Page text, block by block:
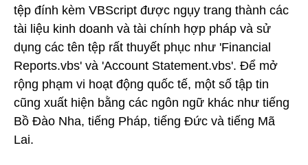
tệp đính kèm VBScript được ngụy trang thành các
tài liệu kinh doanh và tài chính hợp pháp và sử
dụng các tên tệp rất thuyết phục như 'Financial
Reports.vbs' và 'Account Statement.vbs'. Để mở
rộng phạm vi hoạt động quốc tế, một số tập tin
cũng xuất hiện bằng các ngôn ngữ khác như tiếng
Bồ Đào Nha, tiếng Pháp, tiếng Đức và tiếng Mã
Lai.